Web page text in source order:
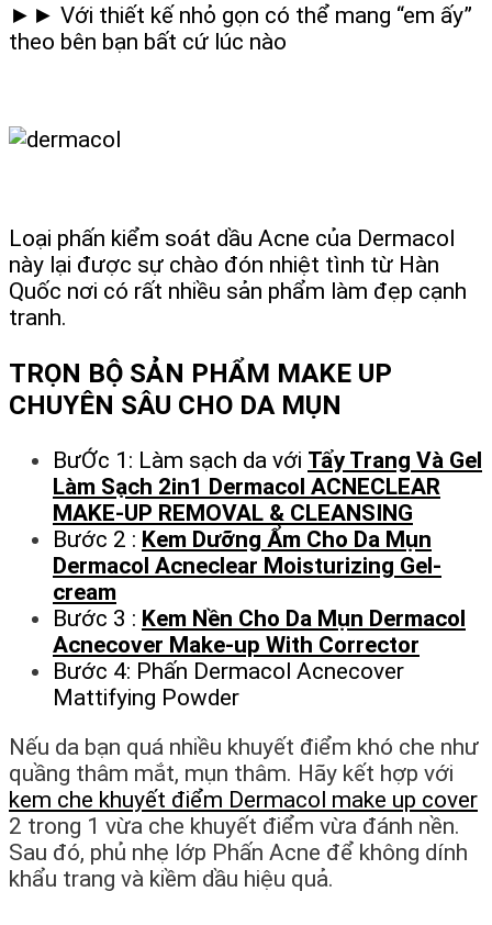
►► Với thiết kế nhỏ gọn có thể mang “em ấy”
theo bên bạn bất cứ lúc nào
Loại phấn kiểm soát dầu Acne của Dermacol
này lại được sự chào đón nhiệt tình từ Hàn
Quốc nơi có rất nhiều sản phẩm làm đẹp cạnh
tranh.
TRỌN BỘ SẢN PHẨM MAKE UP
CHUYÊN SÂU CHO DA MỤN
BưỚc 1: Làm sạch da với Tẩy Trang Và Gel
Làm Sạch 2in1 Dermacol ACNECLEAR
MAKE-UP REMOVAL & CLEANSING
Bước 2 : Kem Dưỡng Ẩm Cho Da Mụn
Dermacol Acneclear Moisturizing Gel-
cream
Bước 3 : Kem Nền Cho Da Mụn Dermacol
Acnecover Make-up With Corrector
Bước 4: Phấn Dermacol Acnecover
Mattifying Powder
Nếu da bạn quá nhiều khuyết điểm khó che như
quầng thâm mắt, mụn thâm. Hãy kết hợp với
kem che khuyết điểm Dermacol make up cover
2 trong 1 vừa che khuyết điểm vừa đánh nền.
Sau đó, phủ nhẹ lớp Phấn Acne để không dính
khẩu trang và kiềm dầu hiệu quả.